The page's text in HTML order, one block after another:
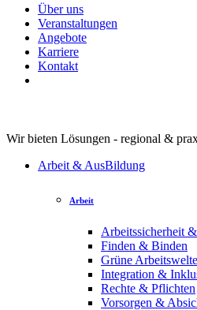
Über uns
Veranstaltungen
Angebote
Karriere
Kontakt
Wir bieten Lösungen - regional &
Arbeit & AusBildung
Arbeit
Arbeitssicherheit
Finden & Binden
Grüne
Integration &
Rechte & Pflichten
Vorsorgen &